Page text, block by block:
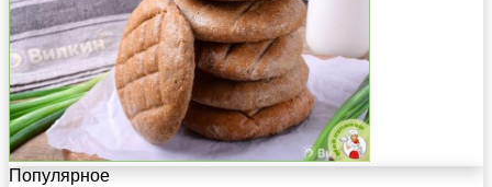
Популярное